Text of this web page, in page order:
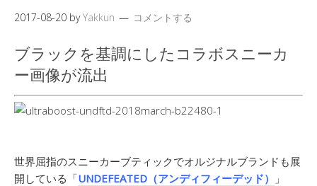
2017-08-20 byYakkun コメントする
ブラックを基調にしたコラボスニーカ
ー画像が流出
世界屈指のスニーカーブティックでオルジナルブランドも展
開している「UNDEFEATED（アンディフィーデッド）
」